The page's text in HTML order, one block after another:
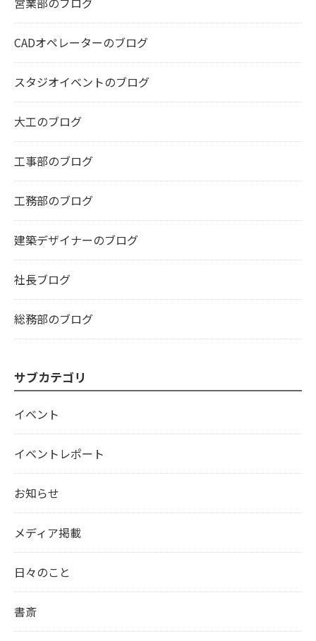
CADオペレーターのブログ
スタジオイベントのブログ
大工のブログ
工事部のブログ
工務部のブログ
建築デザイナーのブログ
社長ブログ
総務部のブログ
サブカテゴリ
イベント
イベントレポート
お知らせ
メディア掲載
日々のこと
書斎